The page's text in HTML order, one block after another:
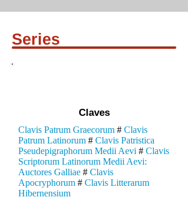
Series
Claves
Clavis Patrum Graecorum # Clavis
Patrum Latinorum # Clavis Patristica
Pseudepigraphorum Medii Aevi # Clavis
Scriptorum Latinorum Medii Aevi:
Auctores Galliae # Clavis
Apocryphorum # Clavis Litterarum
Hibernensium